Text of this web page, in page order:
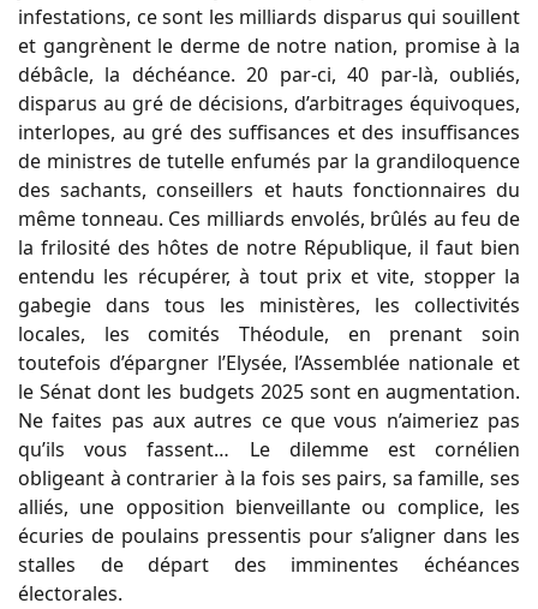
infestations, ce sont les milliards disparus qui souillent
et gangrènent le derme de notre nation, promise à la
débâcle, la déchéance. 20 par-ci, 40 par-là, oubliés,
disparus au gré de décisions, d’arbitrages équivoques,
interlopes, au gré des suffisances et des insuffisances
de ministres de tutelle enfumés par la grandiloquence
des sachants, conseillers et hauts fonctionnaires du
même tonneau. Ces milliards envolés, brûlés au feu de
la frilosité des hôtes de notre République, il faut bien
entendu les récupérer, à tout prix et vite, stopper la
gabegie dans tous les ministères, les collectivités
locales, les comités Théodule, en prenant soin
toutefois d’épargner l’Elysée, l’Assemblée nationale et
le Sénat dont les budgets 2025 sont en augmentation.
Ne faites pas aux autres ce que vous n’aimeriez pas
qu’ils vous fassent… Le dilemme est cornélien
obligeant à contrarier à la fois ses pairs, sa famille, ses
alliés, une opposition bienveillante ou complice, les
écuries de poulains pressentis pour s’aligner dans les
stalles de départ des imminentes échéances
électorales.